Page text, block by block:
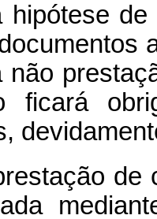
de
não
ficará
de